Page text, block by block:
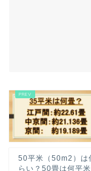
50平米（50m2）は
らい？50畳は何平